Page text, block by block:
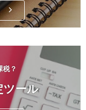
税？
ツール